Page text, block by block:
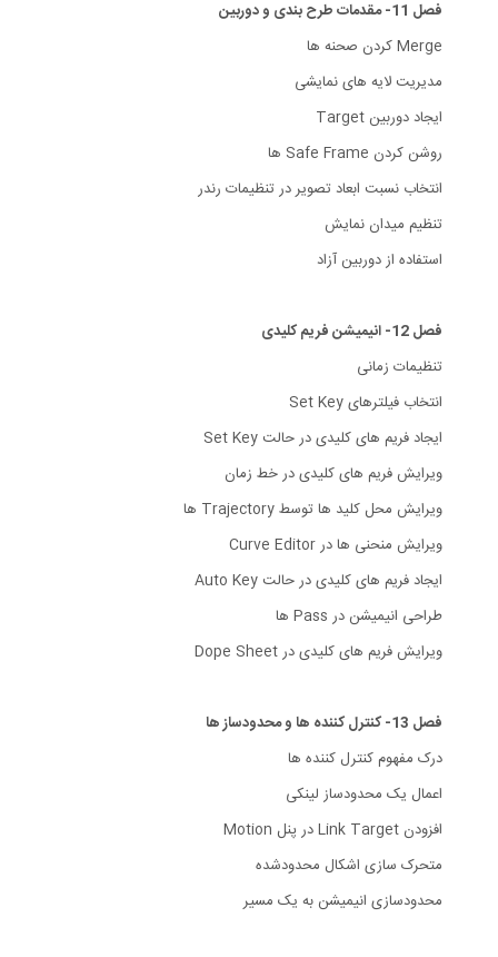
فصل 11- مقدمات طرح بندی و دوربین
Merge کردن صحنه ها
مدیریت لایه های نمایشی
ایجاد دوربین Target
روشن کردن Safe Frame ها
انتخاب نسبت ابعاد تصویر در تنظیمات رندر
تنظیم میدان نمایش
استفاده از دوربین آزاد
فصل 12- انیمیشن فریم کلیدی
تنظیمات زمانی
انتخاب فیلترهای Set Key
ایجاد فریم های کلیدی در حالت Set Key
ویرایش فریم های کلیدی در خط زمان
ویرایش محل کلید ها توسط Trajectory ها
ویرایش منحنی ها در Curve Editor
ایجاد فریم های کلیدی در حالت Auto Key
طراحی انیمیشن در Pass ها
ویرایش فریم های کلیدی در Dope Sheet
فصل 13- کنترل کننده ها و محدودساز ها
درک مفهوم کنترل کننده ها
اعمال یک محدودساز لینکی
افزودن Link Target در پنل Motion
متحرک سازی اشکال محدودشده
محدودسازی انیمیشن به یک مسیر